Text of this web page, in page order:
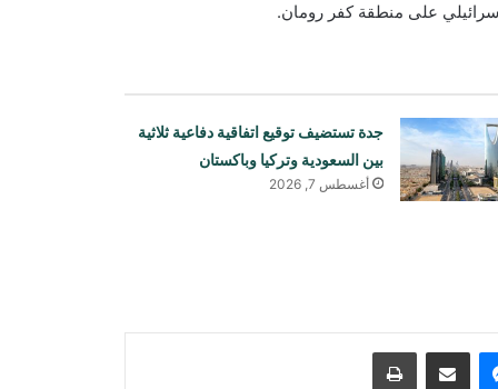
على منطقة كفر رومان.
جدة تستضيف توقيع اتفاقية دفاعية ثلاثية
بين السعودية وتركيا وباكستان
أغسطس 7, 2026
ماسنجر مشاركة عبر البريد طباعة
انفجاران قرب ناقلة نفط في مضيق